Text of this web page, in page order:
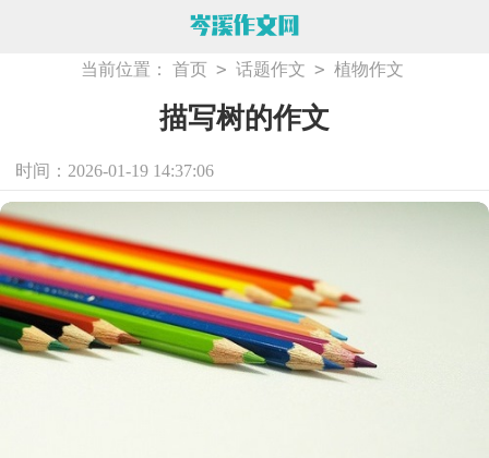
当前位置： 首页 > 话题作文 > 植物作文
描写树的作文
时间：2026-01-19 14:37:06